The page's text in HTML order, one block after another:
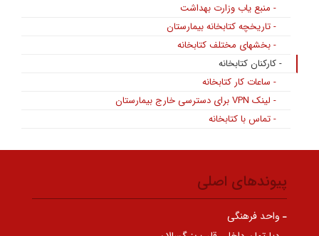
- منبع یاب وزارت بهداشت
- تاریخچه کتابخانه بیمارستان
- بخشهای مختلف کتابخانه
- کارکنان کتابخانه
- ساعات کار کتابخانه
- لینک VPN برای دسترسی خارج بیمارستان
- تماس با کتابخانه
پیوندهای اصلی
واحد فرهنگی